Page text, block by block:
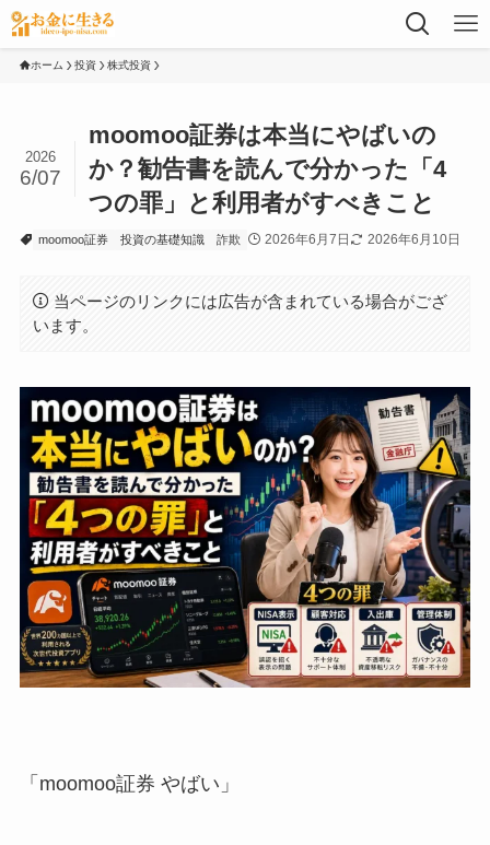
ホーム 投資 株式投資
moomoo証券は本当にやばいの
か？勧告書を読んで分かった「4
つの罪」と利用者がすべきこと
2026
6/07
moomoo証券 投資の基礎知識 詐欺 2026年6月7日 2026年6月10日
当ページのリンクには広告が含まれている場合がござ
います。
「moomoo証券 やばい」